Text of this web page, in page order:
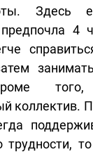
Здесь
4
коллектив.
трудности,